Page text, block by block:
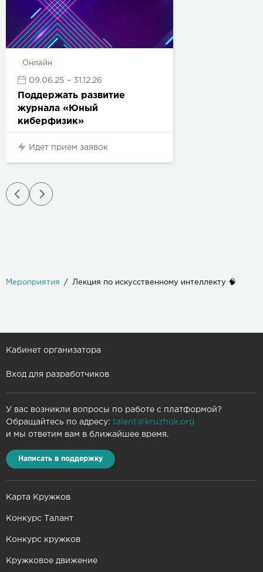
Онлайн
09.06.25 – 31.12.26
Поддержать развитие
журнала «Юный
киберфизик»
Идет прием заявок
Мероприятия Лекция по искусственному интеллекту 🧠
Кабинет организатора
Вход для разработчиков
У вас возникли вопросы по работе с платформой?
Обращайтесь по адресу: talent@kruzhok.org
и мы ответим вам в ближайшее время.
Написать в поддержку
Карта Кружков
Конкурс Талант
Конкурс кружков
Кружковое движение